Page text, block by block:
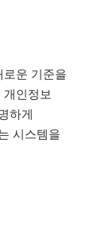
로운 기준을
개인정보
하게
시스템을